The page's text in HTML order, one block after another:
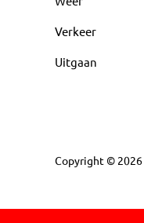
Verkeer
Uitgaan
Copyright © 2026